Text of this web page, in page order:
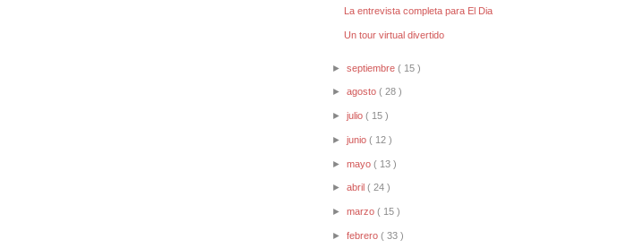
La entrevista completa para El Dia
Un tour virtual divertido
►septiembre( 15 )
►agosto( 28 )
►julio( 15 )
►junio( 12 )
►mayo( 13 )
►abril( 24 )
►marzo( 15 )
►febrero( 33 )